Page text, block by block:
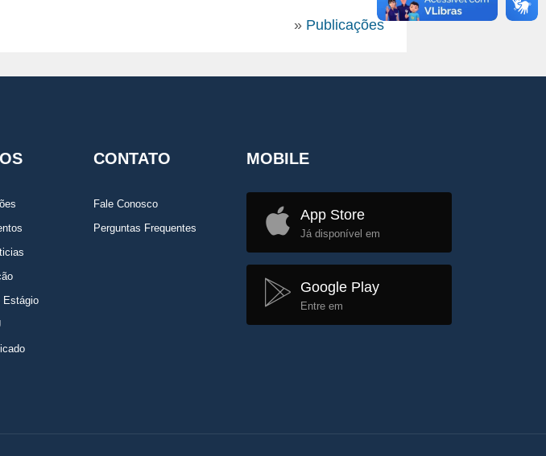
» Publicações
Estágio
CONTATO
Fale Conosco
Perguntas Frequentes
MOBILE
App Store
Já disponível em
Google Play
Entre em